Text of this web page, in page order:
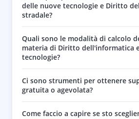
delle nuove tecnologie e Diritto
stradale?
Quali sono le modalità di calcolo
materia di Diritto dell'informatica
tecnologie?
Ci sono strumenti per ottenere
gratuita o agevolata?
Come faccio a capire se sto